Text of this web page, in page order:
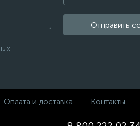
Отправить
Оплата и доставка Контакты